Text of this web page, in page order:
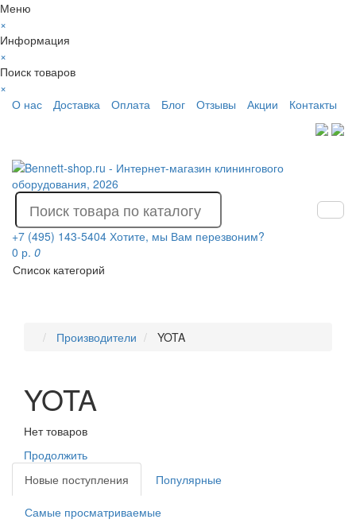
Меню
×
Информация
×
Поиск товаров
×
О нас
Доставка Оплата Блог Отзывы Акции Контакты
+7 (495) 143-5404 Хотите, мы Вам перезвоним?
0 р. 0
Список категорий
Производители YOTA
YOTA
Нет товаров
Продолжить
Новые поступления
Популярные
Самые просматриваемые